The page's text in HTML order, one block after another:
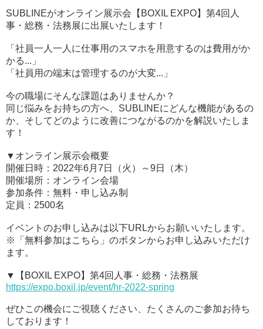
SUBLINEがオンライン展示会【BOXIL EXPO】第4回人
事・総務・法務展に出展いたします！
「社員一人一人に仕事用のスマホを用意するのは費用がか
かる...」
「社員用の端末は管理するのが大変...」
今の職場にそんな課題はありませんか？
同じ悩みをお持ちの方へ、SUBLINEにどんな機能があるの
か、そしてどのように改善につながるのかを解説いたしま
す！
▼オンライン展示会概要
開催日時：2022年6月7日（火）～9日（木）
開催場所：オンライン会場
参加条件：無料・申し込み制
定員：2500名
イベントのお申し込みは以下URLからお願いいたします。
※「無料参加はこちら」のボタンからお申し込みいただけ
ます。
▼【BOXIL EXPO】第4回人事・総務・法務展
https://expo.boxil.jp/event/hr-2022-spring
ぜひこの機会にご視聴ください、たくさんのご参加お待ち
しております！